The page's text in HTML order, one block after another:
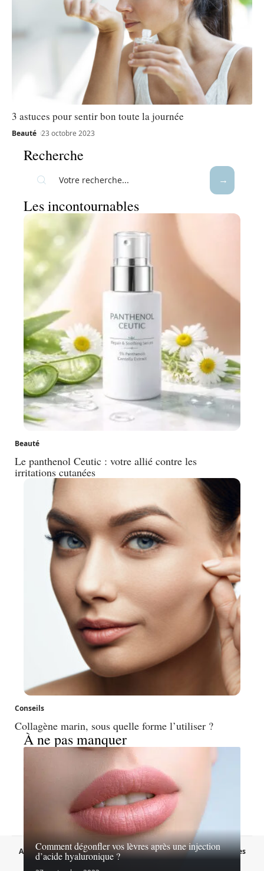
3 astuces pour sentir bon toute la journée
Beauté 23 octobre 2023
Recherche
Les incontournables
Beauté
Le panthenol Ceutic : votre allié contre les
irritations cutanées
Conseils
Collagène marin, sous quelle forme l’utiliser ?
À ne pas manquer
Comment dégonfler vos lèvres après une injection
d’acide hyaluronique ?
A propos Contact Proposer un article
Mentions légales
Sitemap